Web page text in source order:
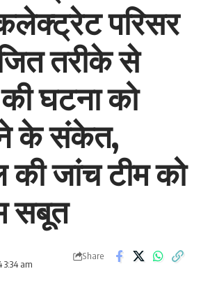
परिसर
तरीके से
घटना को
के संकेत,
जांच टीम को
सबूत
3:34 am
Share